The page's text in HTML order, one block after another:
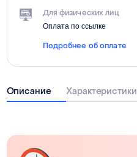
Для физических лиц
Оплата по ссылке
Подробнее об оплате
Описание Характеристики